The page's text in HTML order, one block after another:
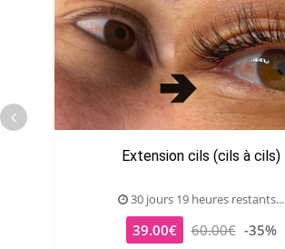
Extension cils (cils à cils)
30 jours 19 heures restants...
39.00€ 60.00€ -35%